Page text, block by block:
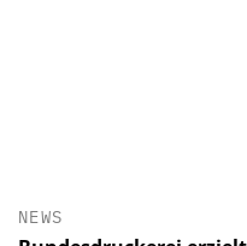
NEWS